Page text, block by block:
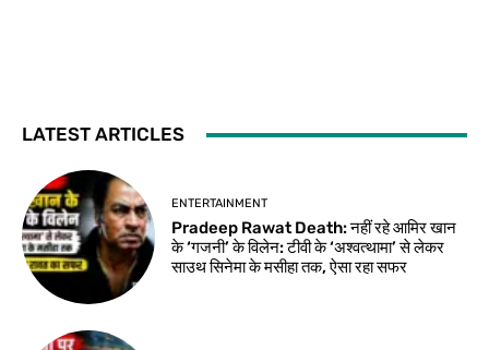
LATEST ARTICLES
ENTERTAINMENT
Pradeep Rawat Death: नहीं रहे आमिर खान
के ‘गजनी’ के विलेन: टीवी के ‘अश्वत्थामा’ से लेकर
साउथ सिनेमा के मसीहा तक, ऐसा रहा सफर